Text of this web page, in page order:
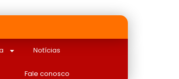
Notícias
Fale conosco